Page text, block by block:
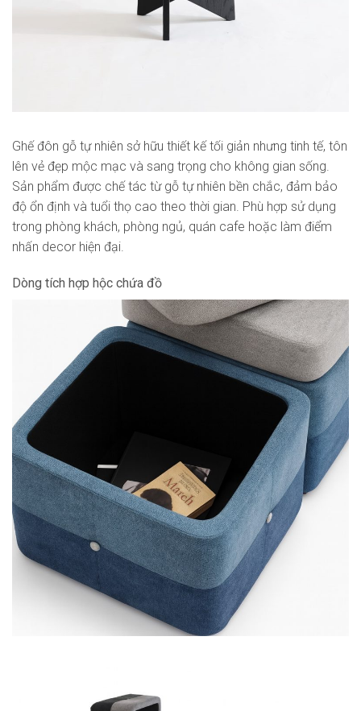
Ghế đôn gỗ tự nhiên sở hữu thiết kế tối giản nhưng tinh tế, tôn
lên vẻ đẹp mộc mạc và sang trọng cho không gian sống.
Sản phẩm được chế tác từ gỗ tự nhiên bền chắc, đảm bảo
độ ổn định và tuổi thọ cao theo thời gian. Phù hợp sử dụng
trong phòng khách, phòng ngủ, quán cafe hoặc làm điểm
nhấn decor hiện đại.
Dòng tích hợp hộc chứa đồ